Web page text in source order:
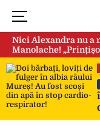
Nici Alexandra nu a
Manolache!
după doi ani de